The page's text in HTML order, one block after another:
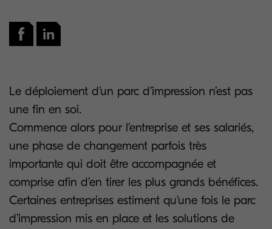
Le déploiement d’un parc d’impression n’est pas
une fin en soi.
Commence alors pour l’entreprise et ses salariés,
une phase de changement parfois très
importante qui doit être accompagnée et
comprise afin d’en tirer les plus grands bénéfices.
Certaines entreprises estiment qu’une fois le parc
d’impression mis en place et les solutions de